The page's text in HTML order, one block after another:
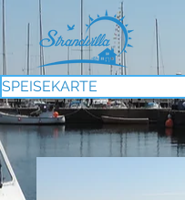
SPEISEKARTE